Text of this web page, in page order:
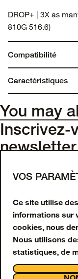
ClassementClassement
DROP+ | 3X as
810G 516.6)
Compatibilité
Caractéristiques
Lumen Series
content
You may
Support
Inscrivez-
newsletter
de réduction sur
Adresse e-mail
VOS
Ce site utilise
informations sur
cookies, nous
Nous utilisons
statistiques, de
interaction avec
utilisons